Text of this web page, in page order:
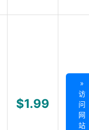
$1.99
»
访
问
网
站